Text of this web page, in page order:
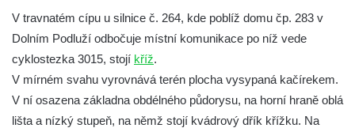
v Kamenném Újezdě
Kříž na křižovatce ulic 5. května a Dělnická
v Kamenném Újezdě
Kříž v Dělnické ulici v Kamenném Újezdě
Boží muka na křižovatce ulic Latrán a K
V travnatém cípu u silnice č. 264, kde poblíž domu čp. 283 v
Dolním Podluží odbočuje místní komunikace po níž vede
cyklostezka 3015, stojí kříž.
V mírném svahu vyrovnává terén plocha vysypaná kačírekem.
V ní osazena základna obdélného půdorysu, na horní hraně oblá
lišta a nízký stupeň, na němž stojí kvádrový dřík křížku. Na